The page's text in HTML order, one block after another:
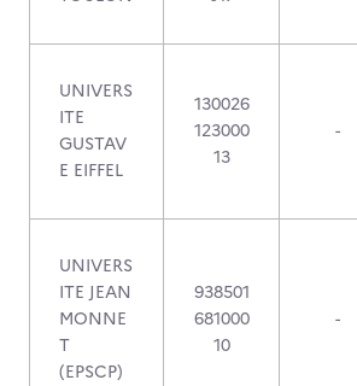
UNIVERS
ITE
GUSTAV
E EIFFEL
130026
123000
13
-
UNIVERS
ITE JEAN
MONNE
T
(EPSCP)
938501
681000
10
-